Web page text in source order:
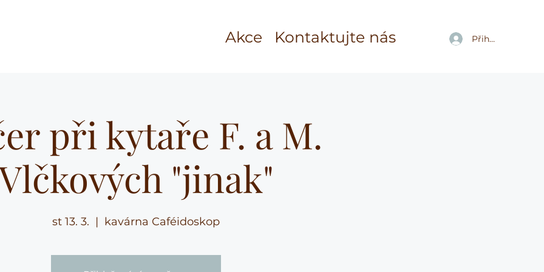
Akce Kontaktujte nás Přihlásit se
při kytaře F. a M.
"jinak"
st 13. 3.
  |
kavárna Caféidoskop